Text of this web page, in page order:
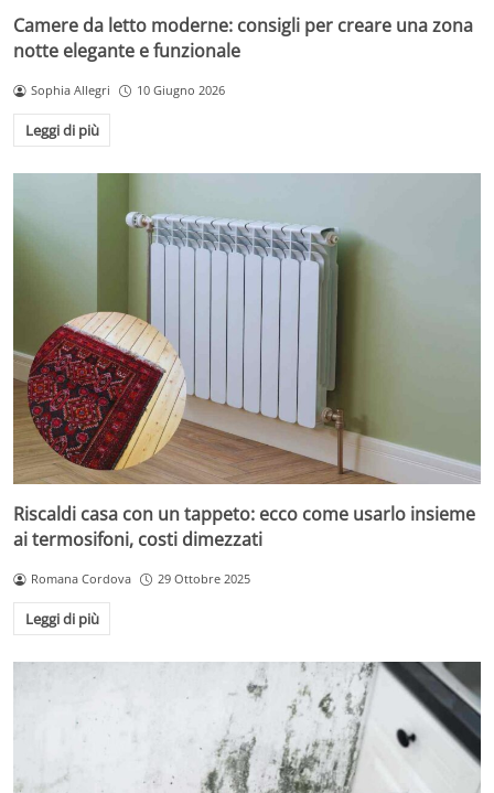
Camere da letto moderne: consigli per creare una zona
notte elegante e funzionale
Sophia Allegri 10 Giugno 2026
Leggi di più
Riscaldi casa con un tappeto: ecco come usarlo insieme
ai termosifoni, costi dimezzati
Romana Cordova 29 Ottobre 2025
Leggi di più